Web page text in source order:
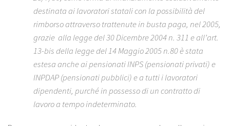
destinata ai lavoratori statali con la possibilità del
rimborso attraverso trattenute in busta paga, nel 2005,
grazie alla legge del 30 Dicembre 2004 n. 311 e all’art.
13-bis della legge del 14 Maggio 2005 n.80 è stata
estesa anche ai pensionati INPS (pensionati privati) e
INPDAP (pensionati pubblici) e a tutti i lavoratori
dipendenti, purché in possesso di un contratto di
lavoro a tempo indeterminato.